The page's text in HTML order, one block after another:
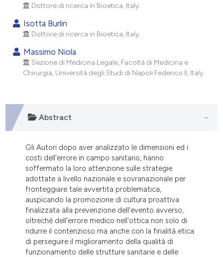
atscite.ai
shows how a scientific paper
been cited by providing the
of the citation, a
mentions, or contrasts
cited claim, and a label
in which section the
Dottore di ricerca in Bioetica, Italy.
Isotta Burlin
Dottore di ricerca in Bioetica, Italy.
Massimo Niola
Sezione di Medicina Legale, Facoltà di Medicina e
Chirurgia, Università degli Studi di Napoli Federico II, Italy.
Abstract
Gli Autori dopo aver analizzato le dimensioni ed i
costi dell'errore in campo sanitario, hanno
soffermato la loro attenzione sulle strategie
adottate a livello nazionale e sovranazionale per
fronteggiare tale avvertita problematica,
auspicando la promozione di cultura proattiva
finalizzata alla prevenzione dell'evento avverso,
oltrechè dell'errore medico nell'ottica non solo di
ridurre il contenzioso ma anche con la finalità etica
di perseguire il miglioramento della qualità di
funzionamento delle strutture sanitarie e delle